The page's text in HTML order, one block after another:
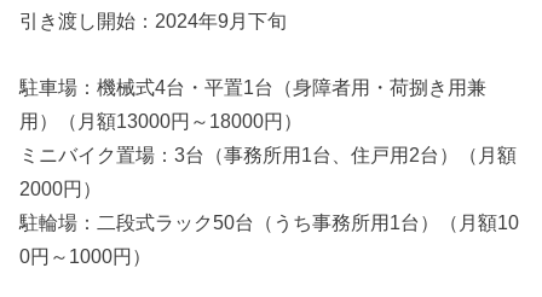
引き渡し開始：2024年9月下旬
駐車場：機械式4台・平置1台（⾝障者⽤・荷捌き⽤兼
⽤）（月額13000円～18000円）
ミニバイク置場：3台（事務所用1台、住戸用2台）（月額
2000円）
駐輪場：二段式ラック50台（うち事務所用1台）（月額10
0円～1000円）